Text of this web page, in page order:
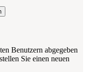
Benutzern abgegeben
Sie einen neuen